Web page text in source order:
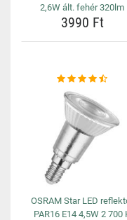
2,6W ált. fehér 320lm
3990 Ft
OSRAM Star LED
PAR16 E14 4,5W 2 700